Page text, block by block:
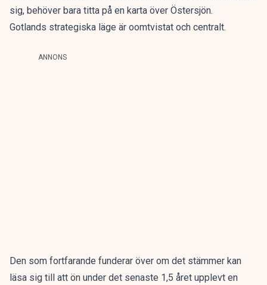
sig, behöver bara titta på en karta över Östersjön.
Gotlands strategiska läge är oomtvistat och centralt.
ANNONS
Den som fortfarande funderar över om det stämmer kan
läsa sig till att ön under det senaste 1,5 året upplevt en